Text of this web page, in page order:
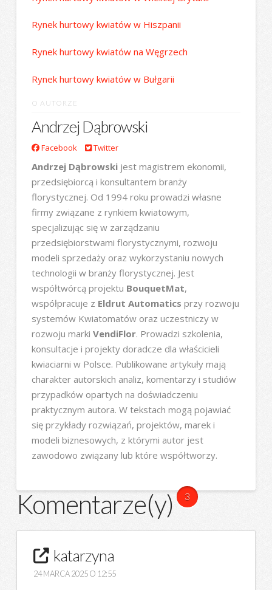
Rynek hurtowy kwiatów w Hiszpanii
Rynek hurtowy kwiatów na Węgrzech
Rynek hurtowy kwiatów w Bułgarii
O AUTORZE
Andrzej Dąbrowski
Facebook Twitter
Andrzej Dąbrowskijest magistrem ekonomii,
przedsiębiorcą i konsultantem branży
florystycznej. Od 1994 roku prowadzi własne
firmy związane z rynkiem kwiatowym,
specjalizując się w zarządzaniu
przedsiębiorstwami florystycznymi, rozwoju
modeli sprzedaży oraz wykorzystaniu nowych
technologii w branży florystycznej. Jest
współtwórcą projektu BouquetMat,
współpracuje z Eldrut Automatics przy rozwoju
systemów Kwiatomatów oraz uczestniczy w
rozwoju marki VendiFlor. Prowadzi szkolenia,
konsultacje i projekty doradcze dla właścicieli
kwiaciarni w Polsce. Publikowane artykuły mają
charakter autorskich analiz, komentarzy i studiów
przypadków opartych na doświadczeniu
praktycznym autora. W tekstach mogą pojawiać
się przykłady rozwiązań, projektów, marek i
modeli biznesowych, z którymi autor jest
zawodowo związany lub które współtworzy.
Komentarze(y) 3
katarzyna
24 MARCA 2025 O 12:55